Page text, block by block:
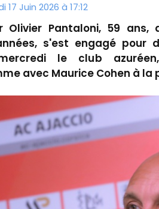
17 Juin 2026 à 17:12
Olivier Pantaloni, 59
s'est engagé pour
le club
avec Maurice Cohen à la